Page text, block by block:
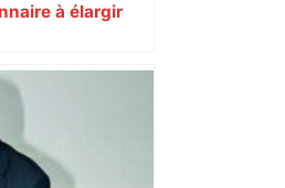
à élargir